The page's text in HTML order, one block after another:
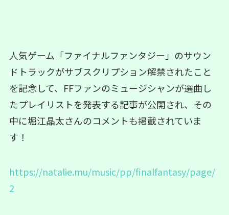
人気ゲーム「ファイナルファンタジー」のサウン
ドトラックがサブスクリプション解禁されたこと
を記念して、FFファンのミュージシャンが選曲し
たプレイリストを発表する記事が公開され、その
中に堀江晶太さんのコメントも掲載されていま
す！
https://natalie.mu/music/pp/finalfantasy/page/
2